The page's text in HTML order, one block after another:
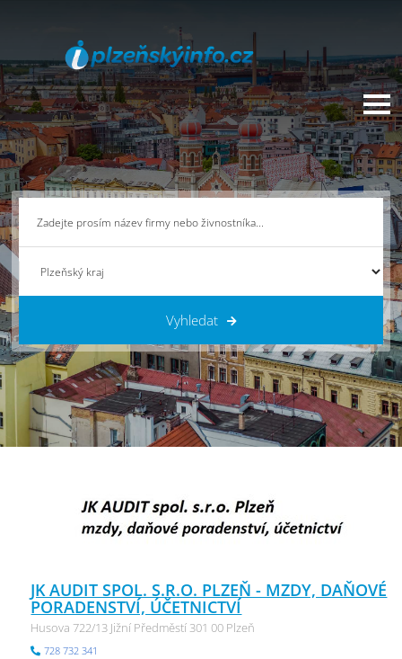
Vyhledat
JK AUDIT SPOL. S.R.O. PLZEŇ - MZDY, DAŇOVÉ
PORADENSTVÍ, ÚČETNICTVÍ
Husova 722/13 Jižní Předměstí 301 00 Plzeň
728 732 341